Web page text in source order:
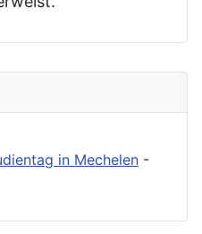
in Mechelen -